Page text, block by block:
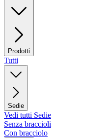
Prodotti
Tutti
Sedie
Vedi tutti Sedie
Senza braccioli
Con bracciolo